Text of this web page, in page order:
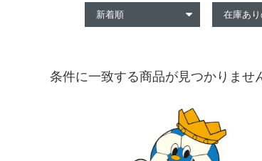
条件に一致する商品が見つかりませ